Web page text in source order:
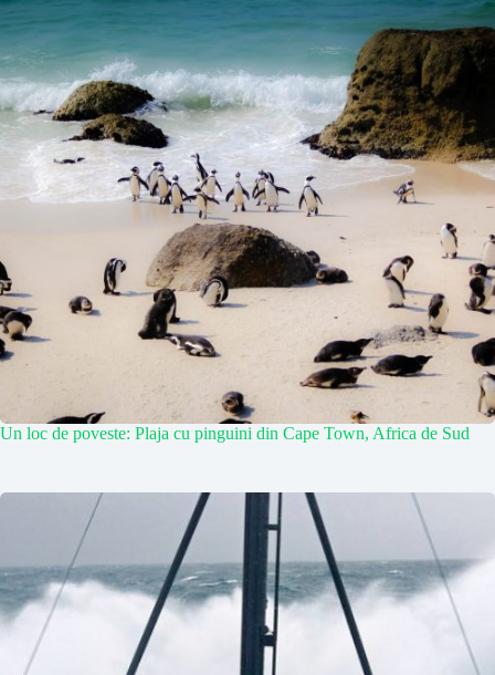
Un loc de poveste: Plaja cu pinguini din Cape Town, Africa de Sud